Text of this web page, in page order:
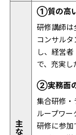
主
な
①質の高
研修講師は
コンサル
し、経営
で、充実し
②実務面
集合研修・
ループワ
研修に参加